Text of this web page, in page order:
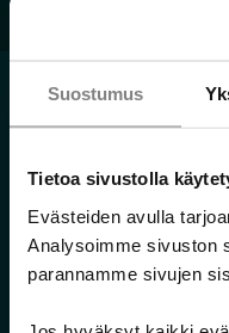
Suostumus
Tietoa sivustolla
Evästeiden avulla
Analysoimme sivuston
parannamme sivujen
Raha
Raha